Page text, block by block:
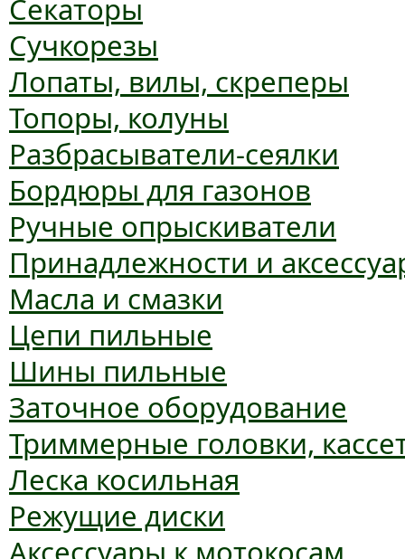
Секаторы
Сучкорезы
Лопаты, вилы, скреперы
Топоры, колуны
Разбрасыватели-сеялки
Бордюры для газонов
Ручные опрыскиватели
Принадлежности и
Масла и смазки
Цепи пильные
Шины пильные
Заточное оборудование
Триммерные головки,
Леска косильная
Режущие диски